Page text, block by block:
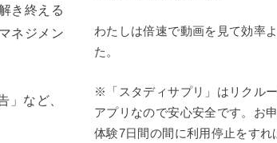
き終える
ネジメン
」など、
わたしは倍速で動画を見て効率
た。
※「スタディサプリ」はリクル
アプリなので安心安全です。お
体験7日間の間に利用停止をすれ